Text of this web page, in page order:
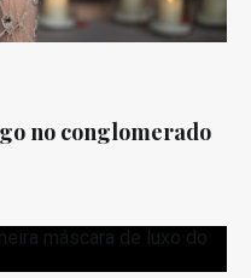
no conglomerado